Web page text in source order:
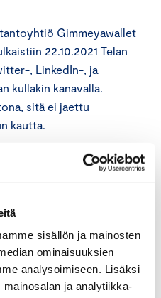
sisällön ja mainosten
ominaisuuksien
analysoimiseen. Lisäksi
ja analytiikka-
Gimmeyawallet
22.10.2021 Telan
, LinkedIn-, ja
kullakin kanavalla.
sitä ei jaettu
kautta.
esittävää materiaalia
Video poistettiin
tapahtuneen ja on
Tela tunnistaa ja